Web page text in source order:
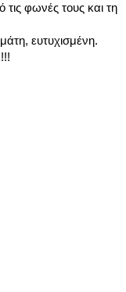
φωνές τους και τη
ευτυχισμένη.